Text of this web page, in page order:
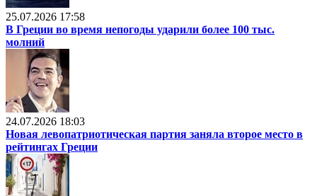
25.07.2026 17:58
В Греции во время непогоды ударили более 100 тыс.
молний
24.07.2026 18:03
Новая левопатриотическая партия заняла второе место в
рейтингах Греции